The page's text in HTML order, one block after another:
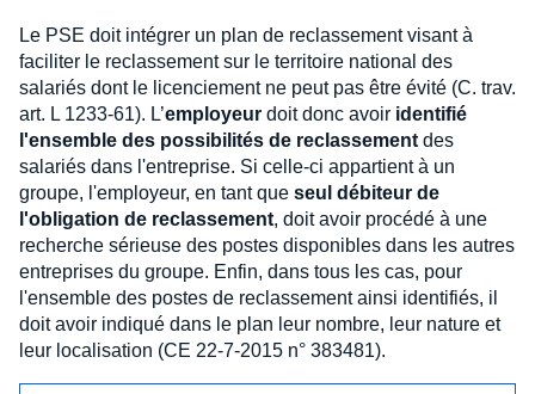
Le PSE doit intégrer un plan de reclassement visant à
faciliter le reclassement sur le territoire national des
salariés dont le licenciement ne peut pas être évité (C. trav.
art. L 1233-61). L’employeur doit donc avoir identifié
l'ensemble des possibilités de reclassement des
salariés dans l'entreprise. Si celle-ci appartient à un
groupe, l'employeur, en tant que seul débiteur de
l'obligation de reclassement, doit avoir procédé à une
recherche sérieuse des postes disponibles dans les autres
entreprises du groupe. Enfin, dans tous les cas, pour
l'ensemble des postes de reclassement ainsi identifiés, il
doit avoir indiqué dans le plan leur nombre, leur nature et
leur localisation (CE 22-7-2015 n° 383481).